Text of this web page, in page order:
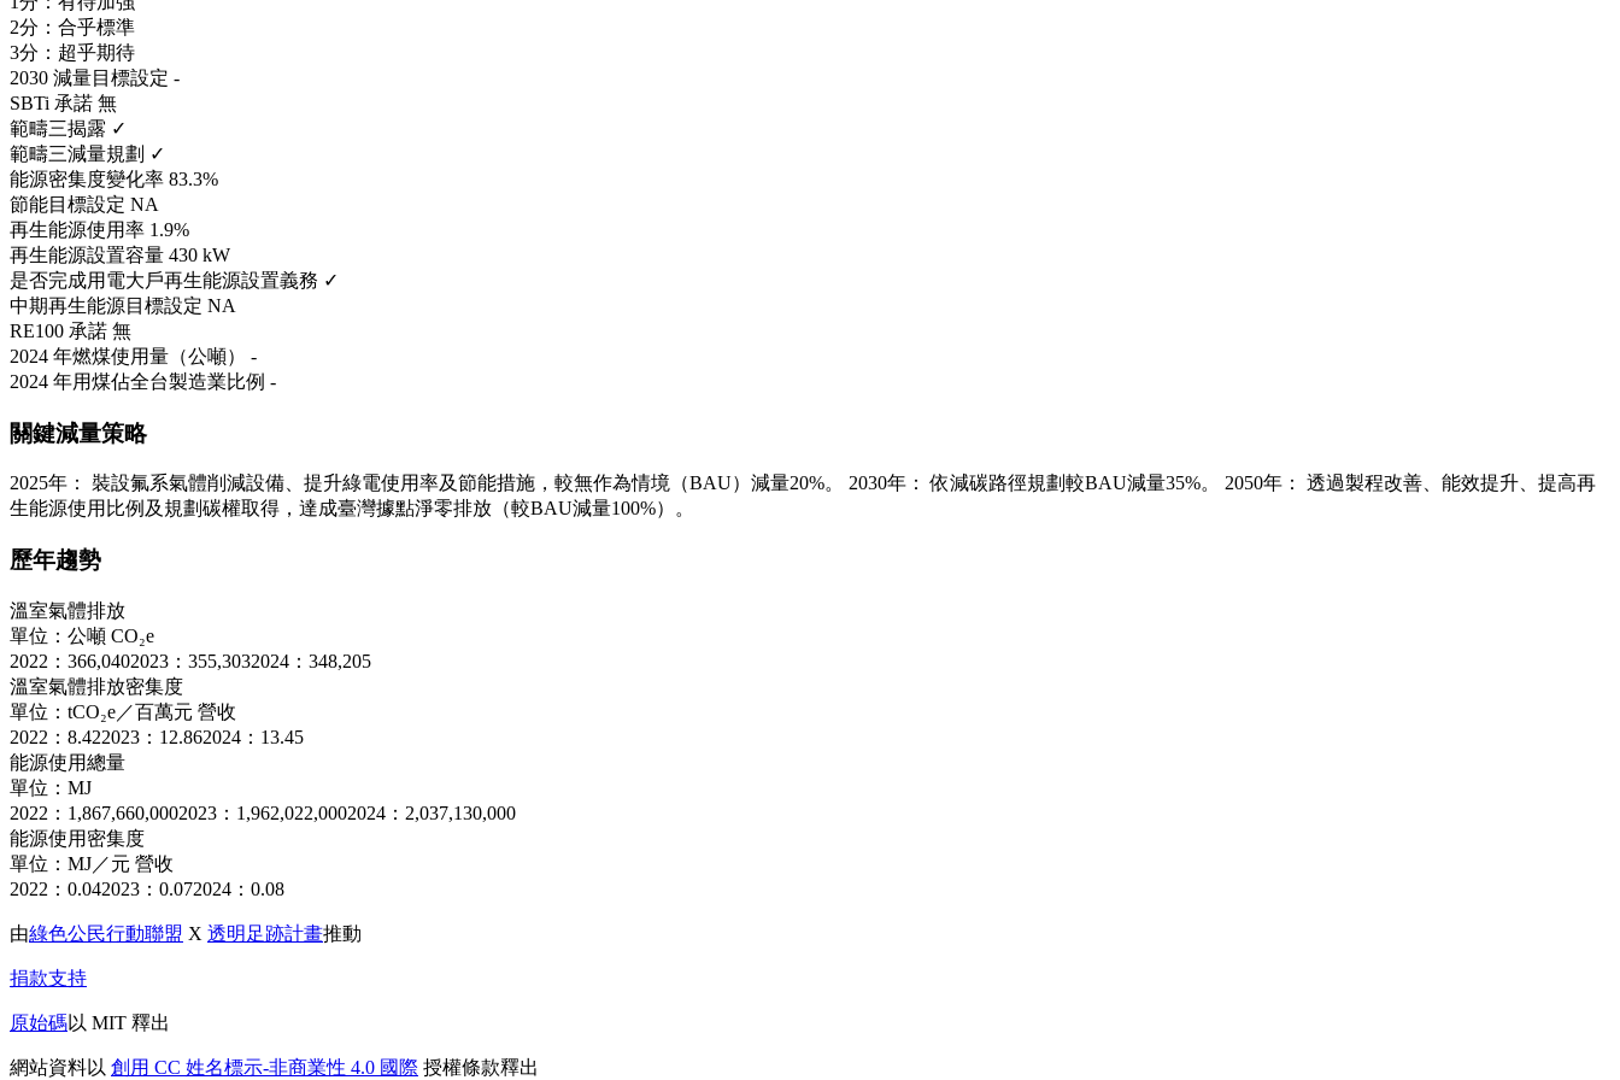
2分：合乎標準
3分：超乎期待
2030 減量目標設定 -
SBTi 承諾 無
範疇三揭露 ✓
範疇三減量規劃 ✓
能源密集度變化率 83.3%
節能目標設定 NA
再生能源使用率 1.9%
再生能源設置容量 430 kW
是否完成用電大戶再生能源設置義務 ✓
中期再生能源目標設定 NA
RE100 承諾 無
2024 年燃煤使用量（公噸） -
2024 年用煤佔全台製造業比例 -
關鍵減量策略
2025年： 裝設氟系氣體削減設備、提升綠電使用率及節能措施，較無作為情境（BAU）減量20%。 2030年： 依減碳路徑規劃較BAU減量35%。 2050年： 透過製程改善、能效提升、提高再
生能源使用比例及規劃碳權取得，達成臺灣據點淨零排放（較BAU減量100%）。
歷年趨勢
溫室氣體排放
單位：公噸 CO₂e
2022：366,0402023：355,3032024：348,205
溫室氣體排放密集度
單位：tCO₂e／百萬元 營收
2022：8.422023：12.862024：13.45
能源使用總量
單位：MJ
2022：1,867,660,0002023：1,962,022,0002024：2,037,130,000
能源使用密集度
單位：MJ／元 營收
2022：0.042023：0.072024：0.08
由綠色公民行動聯盟 X 透明足跡計畫推動
捐款支持
原始碼以 MIT 釋出
網站資料以 創用 CC 姓名標示-非商業性 4.0 國際 授權條款釋出